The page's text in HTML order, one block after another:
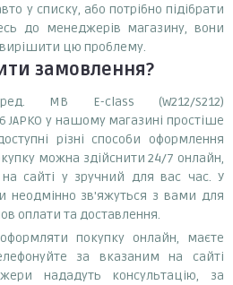
у списку, або потрібно підібрати
до менеджерів магазину, вони
цю проблему.
замовлення?
MB E-class (W212/S212)
JAPKO у нашому магазині простіше
різні способи оформлення
можна здійснити 24/7 онлайн,
сайті у зручний для вас час. У
неодмінно зв'яжуться з вами для
оплати та доставлення.
покупку онлайн, маєте
за вказаним на сайті
нададуть консультацію, за